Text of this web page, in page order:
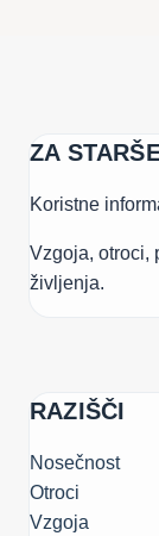
ZA
Koristne
Vzgoja, otroci,
življenja.
RAZIŠČI
Nosečnost
Otroci
Vzgoja